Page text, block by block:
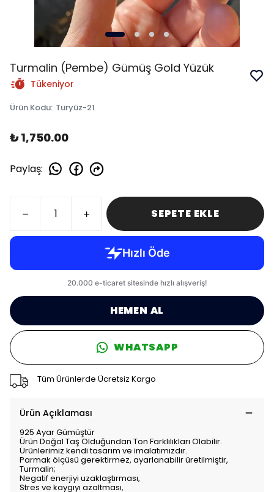
Turmalin (Pembe) Gümüş Gold Yüzük
Tükeniyor
Ürün Kodu: Turyüz-21
₺ 1,750.00
Paylaş:
SEPETE EKLE
HEMEN AL
WHATSAPP
Tüm Ürünlerde Ücretsiz Kargo
Ürün Açıklaması
925 Ayar Gümüştür
Ürün Doğal Taş Olduğundan Ton Farklılıkları Olabilir.
Ürünlerimiz kendi tasarım ve imalatımızdır.
Parmak ölçüsü gerektirmez, ayarlanabilir üretilmiştir,
Turmalin;
Negatif enerjiyi uzaklaştırması,
Stres ve kaygıyı azaltması,